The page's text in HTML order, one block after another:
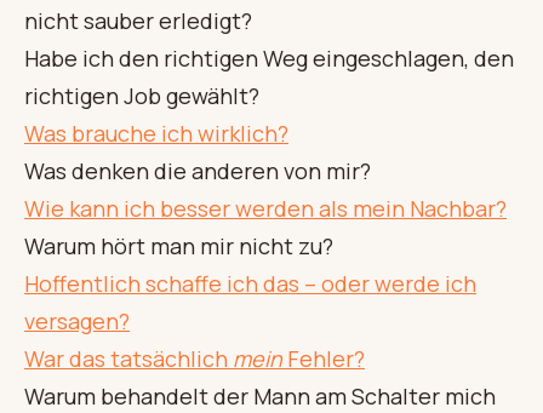
nicht sauber erledigt?
Habe ich den richtigen Weg eingeschlagen, den
richtigen Job gewählt?
Was brauche ich wirklich?
Was denken die anderen von mir?
Wie kann ich besser werden als mein Nachbar?
Warum hört man mir nicht zu?
Hoffentlich schaffe ich das – oder werde ich
versagen?
War das tatsächlich mein Fehler?
Warum behandelt der Mann am Schalter mich